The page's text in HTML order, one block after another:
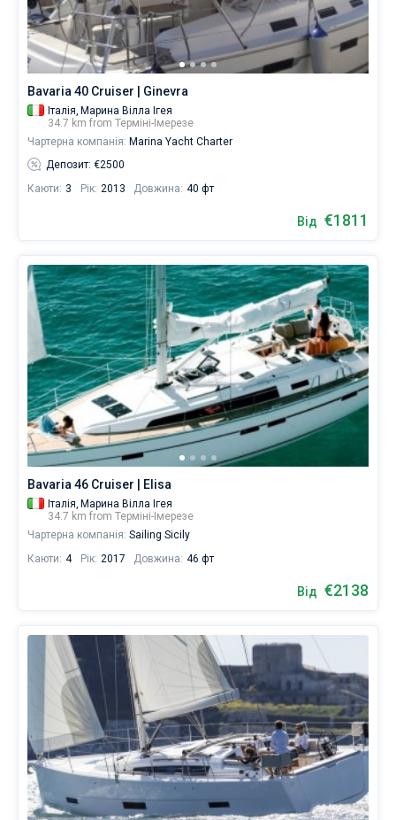
незабутньої
подорожі.
Ви
можете
знайти
човнів
Поруч
Bavaria 40 Cruiser | Ginevra
Італія, Марина Вілла Ігея
34.7 km from Терміні-Імерезе
Чартерна компанія: Marina Yacht Charter
Депозит: €2500
Каюти: 3 Рік: 2013 Довжина: 40 фт
Від €1811
Bavaria 46 Cruiser | Elisa
Італія, Марина Вілла Ігея
34.7 km from Терміні-Імерезе
Чартерна компанія: Sailing Sicily
Каюти: 4 Рік: 2017 Довжина: 46 фт
Від €2138
Без шкіпера
Зі шкіпером